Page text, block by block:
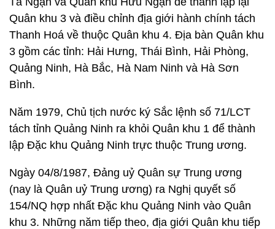
Quân khu 3 và điều chỉnh địa giới hành chính tách
Thanh Hoá về thuộc Quân khu 4. Địa bàn Quân khu
3 gồm các tỉnh: Hải Hưng, Thái Bình, Hải Phòng,
Quảng Ninh, Hà Bắc, Hà Nam Ninh và Hà Sơn
Bình.
Năm 1979, Chủ tịch nước ký Sắc lệnh số 71/LCT
tách tỉnh Quảng Ninh ra khỏi Quân khu 1 để thành
lập Đặc khu Quảng Ninh trực thuộc Trung ương.
Ngày 04/8/1987, Đảng uỷ Quân sự Trung ương
(nay là Quân uỷ Trung ương) ra Nghị quyết số
154/NQ hợp nhất Đặc khu Quảng Ninh vào Quân
khu 3. Những năm tiếp theo, địa giới Quân khu tiếp